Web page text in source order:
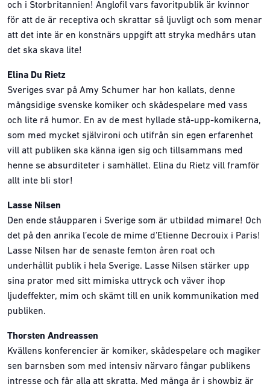
och i Storbritannien! Anglofil vars favoritpublik är kvinnor
för att de är receptiva och skrattar så ljuvligt och som menar
att det inte är en konstnärs uppgift att stryka medhårs utan
det ska skava lite!
Elina Du Rietz
Sveriges svar på Amy Schumer har hon kallats, denne
mångsidige svenske komiker och skådespelare med vass
och lite rå humor. En av de mest hyllade stå-upp-komikerna,
som med mycket självironi och utifrån sin egen erfarenhet
vill att publiken ska känna igen sig och tillsammans med
henne se absurditeter i samhället. Elina du Rietz vill framför
allt inte bli stor!
Lasse Nilsen
Den ende ståupparen i Sverige som är utbildad mimare! Och
det på den anrika l’ecole de mime d’Etienne Decrouix i Paris!
Lasse Nilsen har de senaste femton åren roat och
underhållit publik i hela Sverige. Lasse Nilsen stärker upp
sina prator med sitt mimiska uttryck och väver ihop
ljudeffekter, mim och skämt till en unik kommunikation med
publiken.
Thorsten Andreassen
Kvällens konferencier är komiker, skådespelare och magiker
sen barnsben som med intensiv närvaro fångar publikens
intresse och får alla att skratta. Med många år i showbiz är